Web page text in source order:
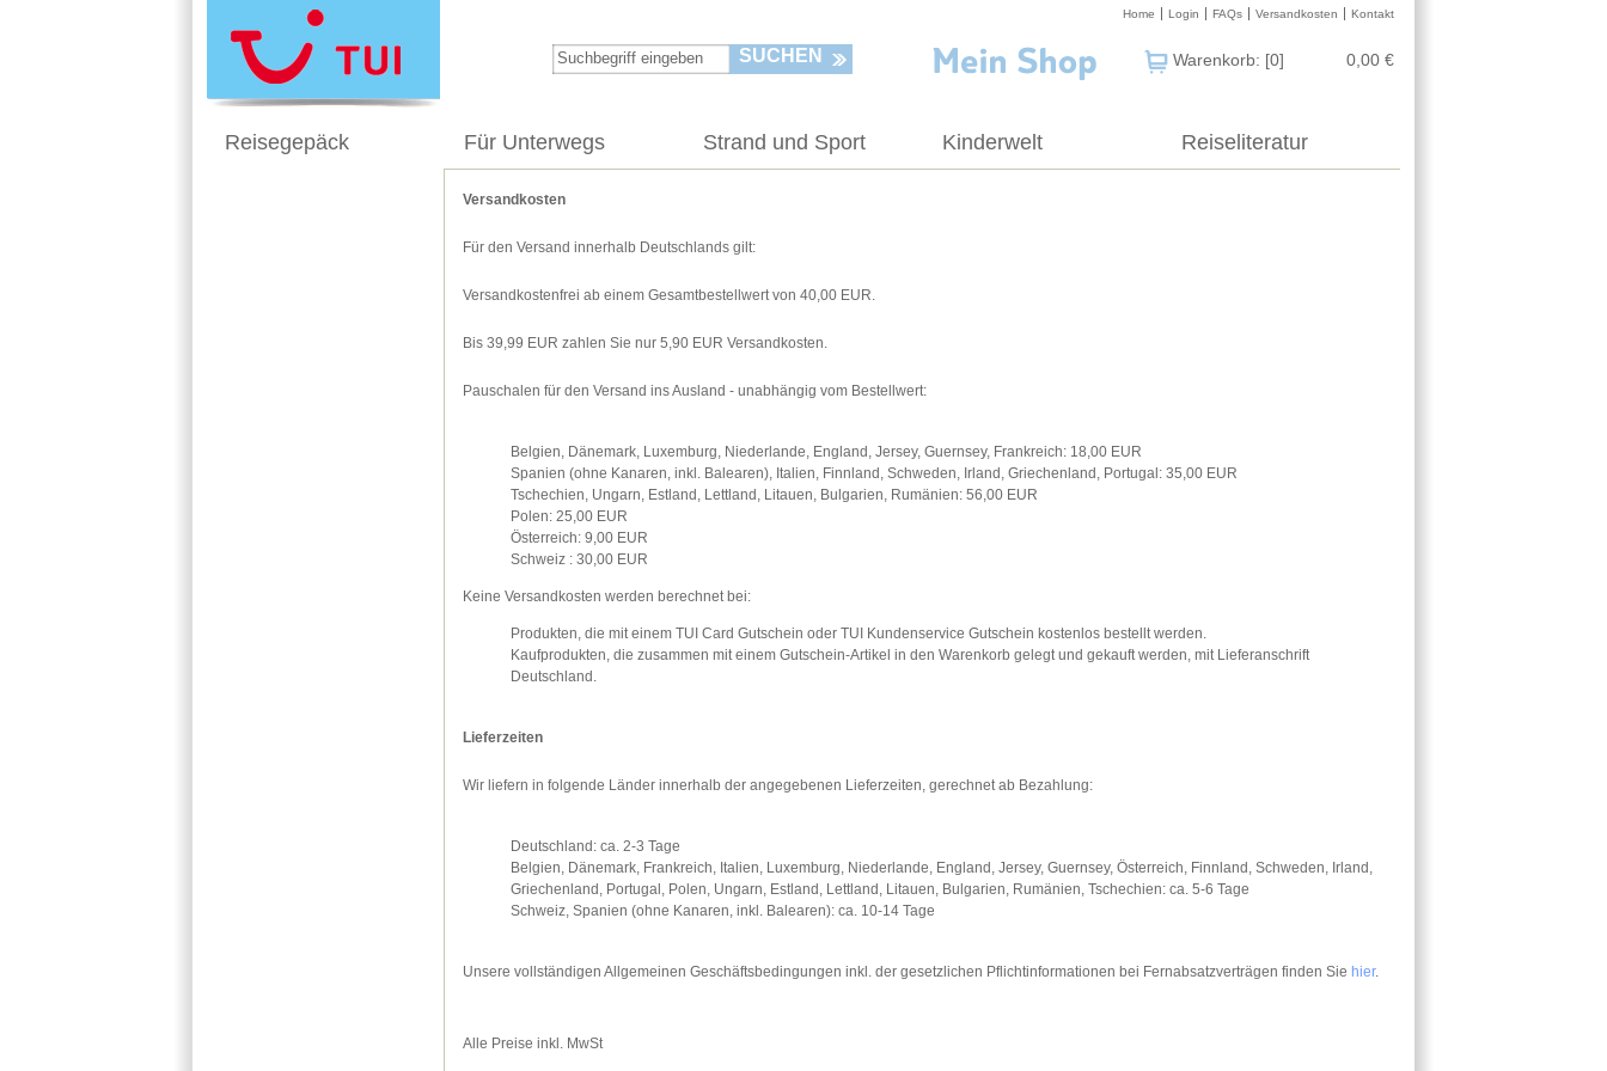
Kontakt
Versandkosten
FAQs
Login
Home
SUCHEN Warenkorb: [0] 0,00 €
Reisegepäck Für Unterwegs Strand und Sport Kinderwelt Reiseliteratur
Versandkosten
Für den Versand innerhalb Deutschlands gilt:
Versandkostenfrei ab einem Gesamtbestellwert von 40,00 EUR.
Bis 39,99 EUR zahlen Sie nur 5,90 EUR Versandkosten.
Pauschalen für den Versand ins Ausland - unabhängig vom Bestellwert:
Belgien, Dänemark, Luxemburg, Niederlande, England, Jersey, Guernsey, Frankreich: 18,00 EUR
Spanien (ohne Kanaren, inkl. Balearen), Italien, Finnland, Schweden, Irland, Griechenland, Portugal: 35,00 EUR
Tschechien, Ungarn, Estland, Lettland, Litauen, Bulgarien, Rumänien: 56,00 EUR
Polen: 25,00 EUR
Österreich: 9,00 EUR
Schweiz : 30,00 EUR
Keine Versandkosten werden berechnet bei:
Produkten, die mit einem TUI Card Gutschein oder TUI Kundenservice Gutschein kostenlos bestellt werden.
Kaufprodukten, die zusammen mit einem Gutschein-Artikel in den Warenkorb gelegt und gekauft werden, mit Lieferanschrift
Deutschland.
Lieferzeiten
Wir liefern in folgende Länder innerhalb der angegebenen Lieferzeiten, gerechnet ab Bezahlung:
Deutschland: ca. 2-3 Tage
Belgien, Dänemark, Frankreich, Italien, Luxemburg, Niederlande, England, Jersey, Guernsey, Österreich, Finnland, Schweden, Irland,
Griechenland, Portugal, Polen, Ungarn, Estland, Lettland, Litauen, Bulgarien, Rumänien, Tschechien: ca. 5-6 Tage
Schweiz, Spanien (ohne Kanaren, inkl. Balearen): ca. 10-14 Tage
Unsere vollständigen Allgemeinen Geschäftsbedingungen inkl. der gesetzlichen Pflichtinformationen bei Fernabsatzverträgen finden Sie hier.
Alle Preise inkl. MwSt